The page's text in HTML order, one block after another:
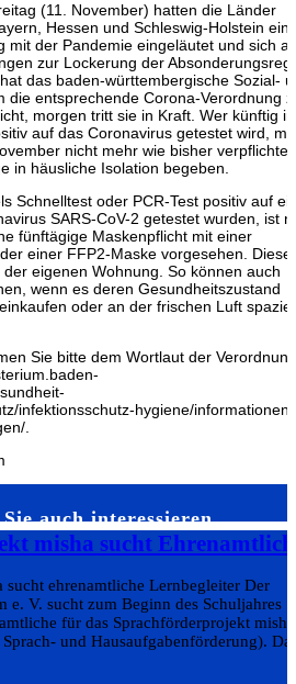
(11. November) hatten die Länder
Hessen und Schleswig-Holstein
mit der Pandemie eingeläutet und sich
zur Lockerung der
das baden-württembergische Sozial-
die entsprechende Corona-Verordnung
morgen tritt sie in Kraft. Wer künftig in
auf das Coronavirus getestet wird,
nicht mehr wie bisher
in häusliche Isolation begeben.
Schnelltest oder PCR-Test positiv auf
SARS-CoV-2 getestet wurden, ist
fünftägige Maskenpflicht mit einer
einer FFP2-Maske vorgesehen. Diese
eigenen Wohnung. So können auch
wenn es deren Gesundheitszustand
oder an der frischen Luft
Sie bitte dem Wortlaut der Verordnung
infektionsschutz-hygiene/
.
Sie auch interessieren…
misha sucht
sucht ehrenamtliche Lernbegleiter Der
e. V. sucht zum Beginn des Schuljahres
für das Sprachförderprojekt misha
und Hausaufgabenförderung).